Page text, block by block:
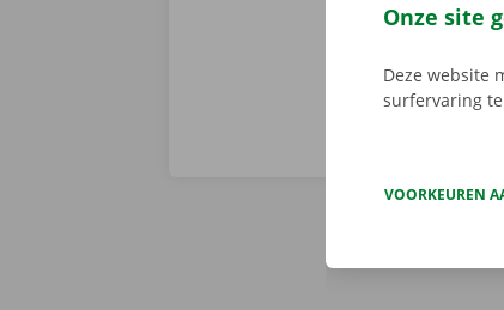
Onze site
Deze website
surfervaring
VOORKEUREN